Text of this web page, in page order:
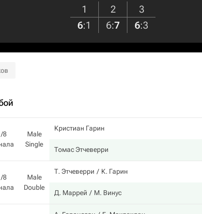
1 2
3
6:1 6:7 6:3
8
Male
Single
Кристиан Гарин
Томас Этчеверри
8
Male
Double
Т. Этчеверри К. Гарин
Д. Маррей М. Винус